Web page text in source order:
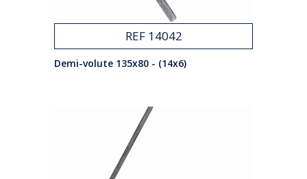
REF 14042
Demi-volute 135x80 - (14x6)